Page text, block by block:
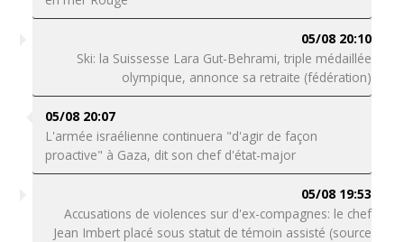
05/08 20:10
Ski: la Suissesse Lara Gut-Behrami, triple médaillée
olympique, annonce sa retraite (fédération)
05/08 20:07
L'armée israélienne continuera "d'agir de façon
proactive" à Gaza, dit son chef d'état-major
05/08 19:53
Accusations de violences sur d'ex-compagnes: le chef
Jean Imbert placé sous statut de témoin assisté (source